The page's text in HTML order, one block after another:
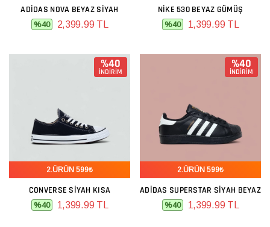
ADIDAS NOVA BEYAZ SIYAH
%40 2,399.99 TL
NIKE 530 BEYAZ GÜMÜŞ
%40 1,399.99 TL
%40
İNDİRİM
2.ÜRÜN 599₺
CONVERSE SIYAH KISA
%40 1,399.99 TL
%40
İNDİRİM
2.ÜRÜN 599₺
ADIDAS SUPERSTAR SIYAH BEYAZ
%40 1,399.99 TL